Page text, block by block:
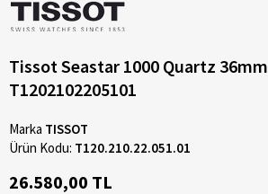
Tissot Seastar 1000 Quartz 36mm
T1202102205101
Marka TISSOT
Ürün Kodu: T120.210.22.051.01
26.580,00 TL